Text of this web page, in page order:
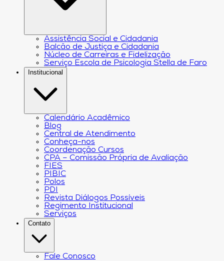
Assistência Social e Cidadania
Balcão de Justiça e Cidadania
Núcleo de Carreiras e Fidelização
Serviço Escola de Psicologia Stella de Faro
Institucional
Calendário Acadêmico
Blog
Central de Atendimento
Conheça-nos
Coordenação Cursos
CPA – Comissão Própria de Avaliação
FIES
PIBIC
Polos
PDI
Revista Diálogos Possíveis
Regimento Institucional
Serviços
Contato
Fale Conosco